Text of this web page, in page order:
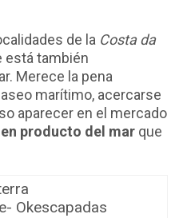
de la Costa da
está también
Merece la pena
marítimo, acercarse
aparecer en el mercado
producto del marque
Okescapadas